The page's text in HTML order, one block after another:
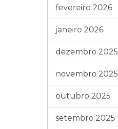
fevereiro 2026
janeiro 2026
dezembro 2025
novembro 2025
outubro 2025
setembro 2025